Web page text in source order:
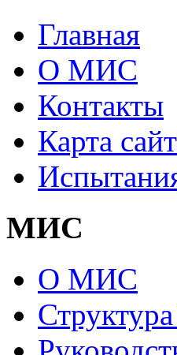
Главная
О МИС
Контакты
Карта
МИС
О МИС